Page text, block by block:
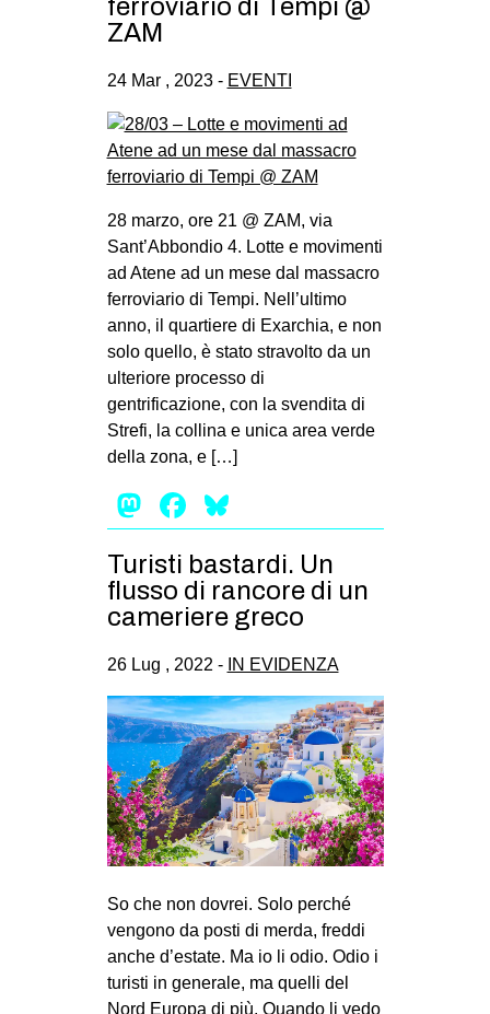
ferroviario di Tempi @
ZAM
24 Mar , 2023 - EVENTI
28 marzo, ore 21 @ ZAM, via
Sant’Abbondio 4. Lotte e movimenti
ad Atene ad un mese dal massacro
ferroviario di Tempi. Nell’ultimo
anno, il quartiere di Exarchia, e non
solo quello, è stato stravolto da un
ulteriore processo di
gentrificazione, con la svendita di
Strefi, la collina e unica area verde
della zona, e […]
Mastodon
Facebook
Turisti bastardi. Un
flusso di rancore di un
cameriere greco
26 Lug , 2022 - IN EVIDENZA
So che non dovrei. Solo perché
vengono da posti di merda, freddi
anche d’estate. Ma io li odio. Odio i
turisti in generale, ma quelli del
Nord Europa di più. Quando li vedo